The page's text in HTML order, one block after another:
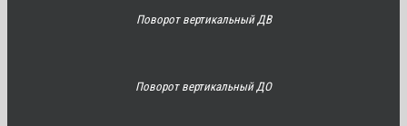
Поворот вертикальный ДВ
Поворот вертикальный ДО